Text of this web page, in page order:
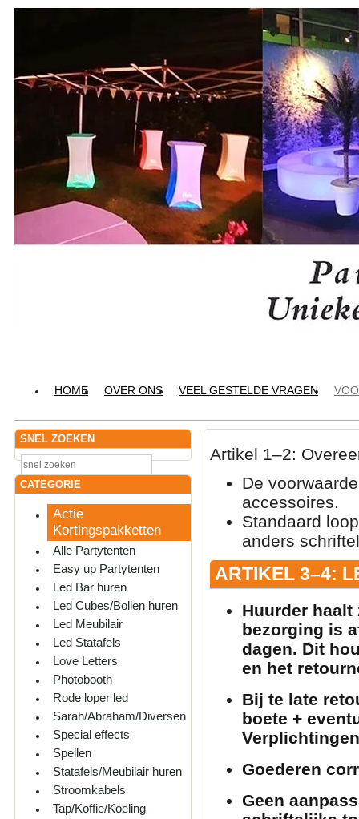
HOME OVER ONS VEEL GESTELDE VRAGEN
SNEL ZOEKEN
CATEGORIE
Actie
Kortingspakketten
Alle Partytenten
Easy up Partytenten
Led Bar huren
Led Cubes/Bollen huren
Led Meubilair
Led Statafels
Love Letters
Photobooth
Rode loper led
Sarah/Abraham/Diversen
Special effects
Spellen
Statafels/Meubilair huren
Stroomkabels
Tap/Koffie/Koeling
Artikel 1–2:
De
accessoires.
Standaard
anders
ARTIKEL 3–4:
Huurder haalt
bezorging is
dagen. Dit
en het
Bij te late
boete +
Goederen
Geen